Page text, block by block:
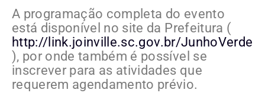
A programação completa do evento
está disponível no site da Prefeitura (
http://link.joinville.sc.gov.br/JunhoVerde
), por onde também é possível se
inscrever para as atividades que
requerem agendamento prévio.